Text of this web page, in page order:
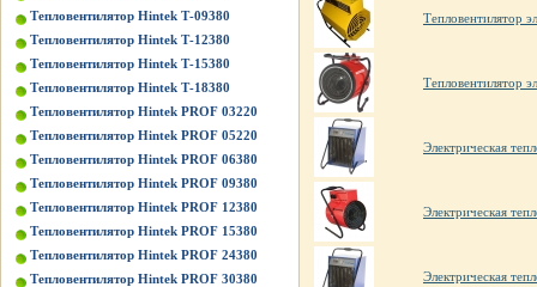
Тепловентилятор Hintek Т-09380
Тепловентилятор Hintek Т-12380
Тепловентилятор Hintek Т-15380
Тепловентилятор Hintek Т-18380
Тепловентилятор Hintek PROF 03220
Тепловентилятор Hintek PROF 05220
Тепловентилятор Hintek PROF 06380
Тепловентилятор Hintek PROF 09380
Тепловентилятор Hintek PROF 12380
Тепловентилятор Hintek PROF 15380
Тепловентилятор Hintek PROF 24380
Тепловентилятор Hintek PROF 30380
Тепловентилятор
Тепловентилятор
Электрическая
Электрическая
Электрическая